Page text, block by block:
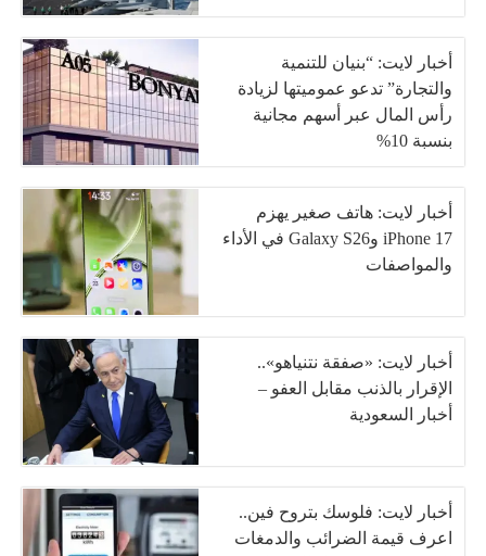
أخبار لايت: “بنيان للتنمية
والتجارة” تدعو عموميتها لزيادة
رأس المال عبر أسهم مجانية
بنسبة 10%
أخبار لايت: هاتف صغير يهزم
iPhone 17 وGalaxy S26 في الأداء
والمواصفات
أخبار لايت: «صفقة نتنياهو»..
الإقرار بالذنب مقابل العفو –
أخبار السعودية
أخبار لايت: فلوسك بتروح فين..
اعرف قيمة الضرائب والدمغات